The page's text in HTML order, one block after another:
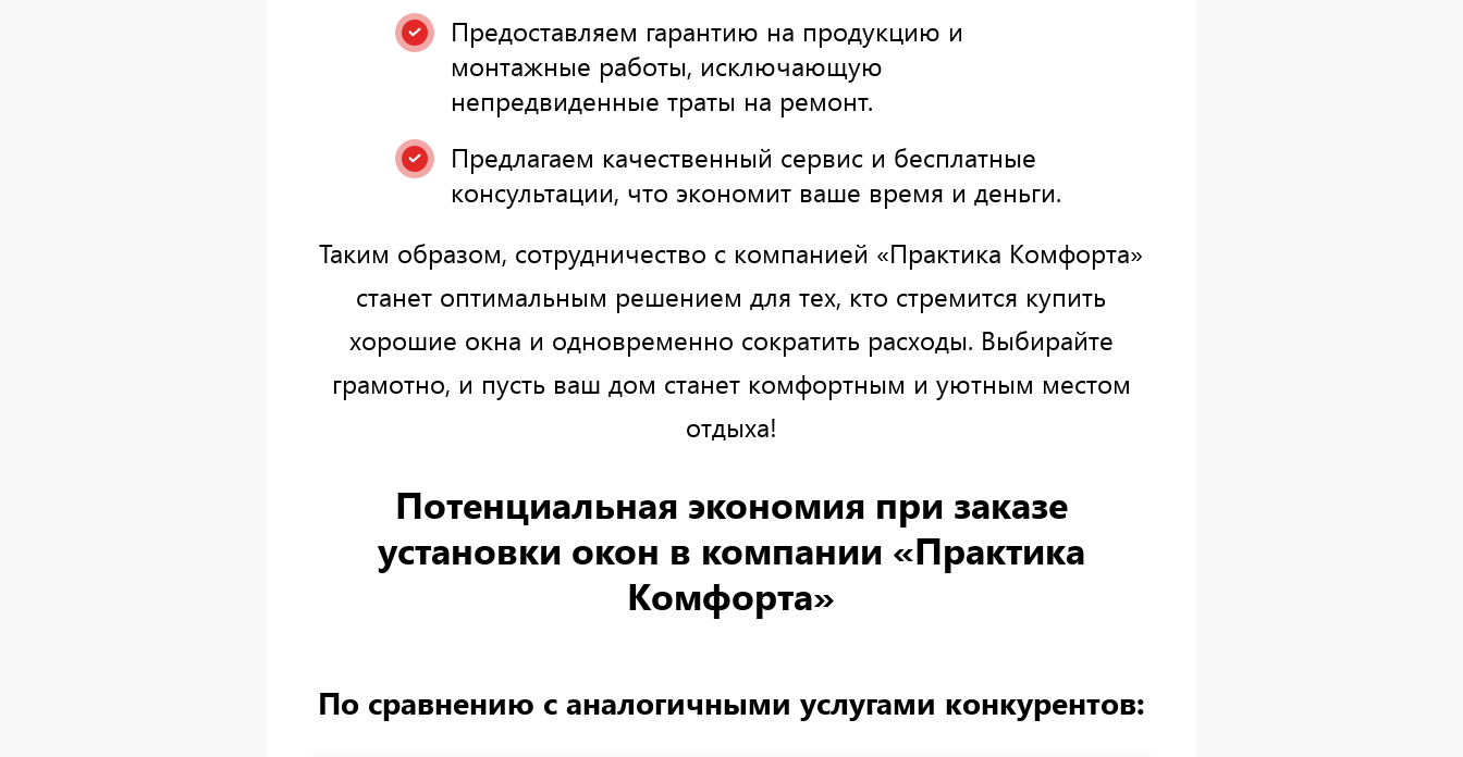
Предоставляем гарантию на продукцию и
монтажные работы, исключающую
непредвиденные траты на ремонт.
Предлагаем качественный сервис и бесплатные
консультации, что экономит ваше время и деньги.
Таким образом, сотрудничество с компанией «Практика Комфорта»
станет оптимальным решением для тех, кто стремится купить
хорошие окна и одновременно сократить расходы. Выбирайте
грамотно, и пусть ваш дом станет комфортным и уютным местом
отдыха!
Потенциальная экономия при заказе
установки окон в компании «Практика
Комфорта»
По сравнению с аналогичными услугами конкурентов: